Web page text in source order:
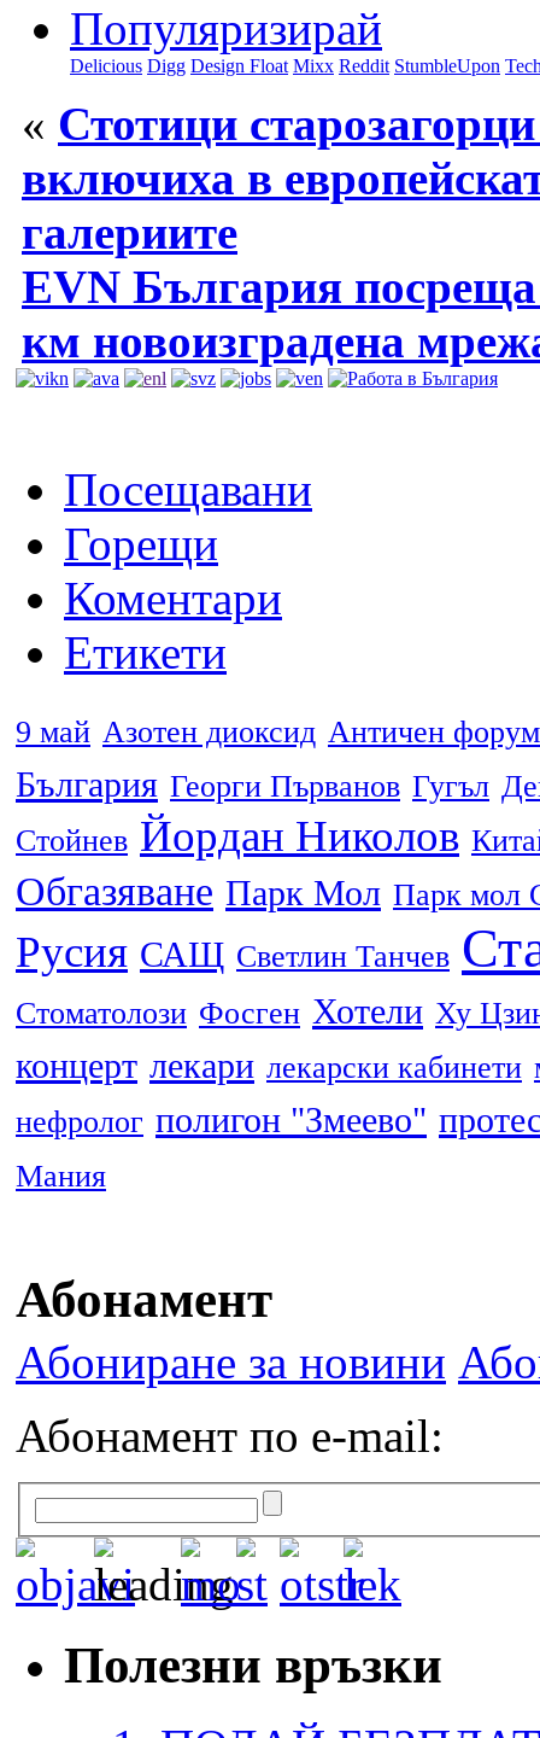
Популяризирай
Delicious Digg Design Float Mixx Reddit StumbleUpon
« Стотици
включиха в
галериите
EVN България посреща
км новоизградена
Посещавани
Горещи
Коментари
Етикети
9 май Азотен диоксид Античен форум
България Георги Първанов Гугъл
Стойнев Йордан Николов
Обгазяване Парк Мол Парк мол
Русия САЩ Светлин Танчев
Стоматолози Фосген Хотели Ху
концерт лекари лекарски кабинети
нефролог полигон "Змеево"
Мания
Абонамент
Абониране за новини
Абонамент по e-mail:
Полезни връзки